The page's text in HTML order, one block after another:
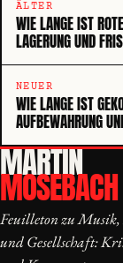
ÄLTER
WIE LANGE IST
LAGERUNG UND
NEUER
WIE LANGE IST
AUFBEWAHRUNG
MARTIN
MOSEBACH
Feuilleton zu
und Gesellschaft: